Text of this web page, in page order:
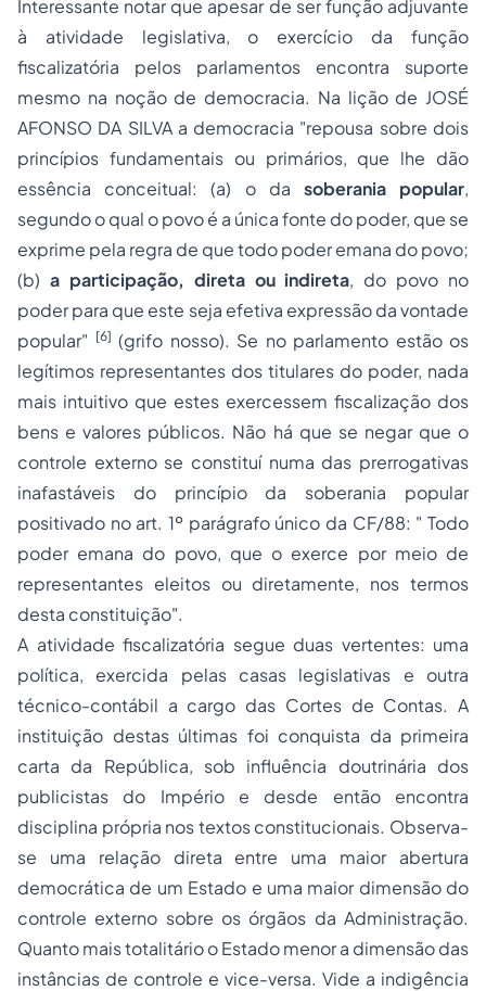
Interessante notar que apesar de ser função adjuvante
à atividade legislativa, o exercício da função
fiscalizatória pelos parlamentos encontra suporte
mesmo na noção de democracia. Na lição de JOSÉ
AFONSO DA SILVA a democracia "repousa sobre dois
princípios fundamentais ou primários, que lhe dão
essência conceitual: (a) o da soberania popular,
segundo o qual o povo é a única fonte do poder, que se
exprime pela regra de que todo poder emana do povo;
(b) a participação, direta ou indireta, do povo no
poder para que este seja efetiva expressão da vontade
popular" [6] (grifo nosso). Se no parlamento estão os
legítimos representantes dos titulares do poder, nada
mais intuitivo que estes exercessem fiscalização dos
bens e valores públicos. Não há que se negar que o
controle externo se constituí numa das prerrogativas
inafastáveis do princípio da soberania popular
positivado no art. 1º parágrafo único da CF/88: " Todo
poder emana do povo, que o exerce por meio de
representantes eleitos ou diretamente, nos termos
desta constituição".
A atividade fiscalizatória segue duas vertentes: uma
política, exercida pelas casas legislativas e outra
técnico-contábil a cargo das Cortes de Contas. A
instituição destas últimas foi conquista da primeira
carta da República, sob influência doutrinária dos
publicistas do Império e desde então encontra
disciplina própria nos textos constitucionais. Observa-
se uma relação direta entre uma maior abertura
democrática de um Estado e uma maior dimensão do
controle externo sobre os órgãos da Administração.
Quanto mais totalitário o Estado menor a dimensão das
instâncias de controle e vice-versa. Vide a indigência